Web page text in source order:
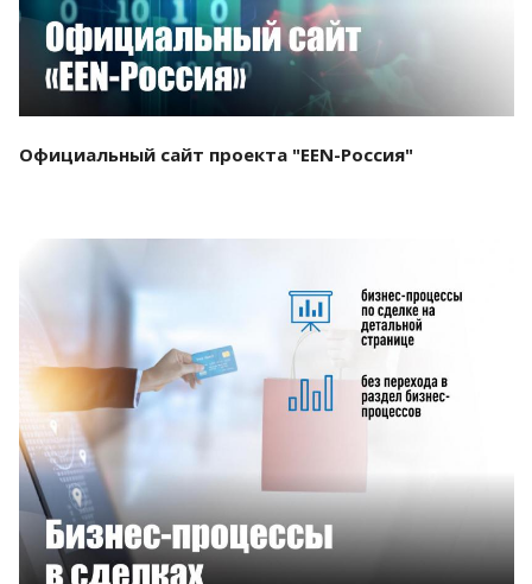
Официальный сайт проекта "EEN-Россия"